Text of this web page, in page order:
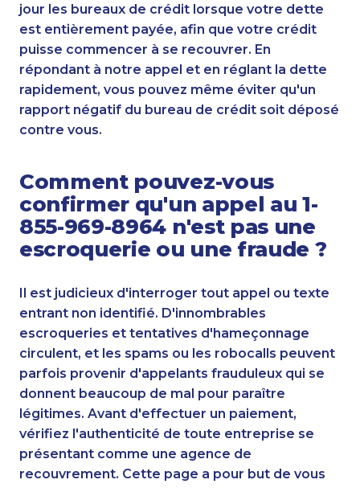
jour les bureaux de crédit lorsque votre dette
est entièrement payée, afin que votre crédit
puisse commencer à se recouvrer. En
répondant à notre appel et en réglant la dette
rapidement, vous pouvez même éviter qu'un
rapport négatif du bureau de crédit soit déposé
contre vous.
Comment pouvez-vous
confirmer qu'un appel au 1-
855-969-8964 n'est pas une
escroquerie ou une fraude ?
Il est judicieux d'interroger tout appel ou texte
entrant non identifié. D'innombrables
escroqueries et tentatives d'hameçonnage
circulent, et les spams ou les robocalls peuvent
parfois provenir d'appelants frauduleux qui se
donnent beaucoup de mal pour paraître
légitimes. Avant d'effectuer un paiement,
vérifiez l'authenticité de toute entreprise se
présentant comme une agence de
recouvrement. Cette page a pour but de vous